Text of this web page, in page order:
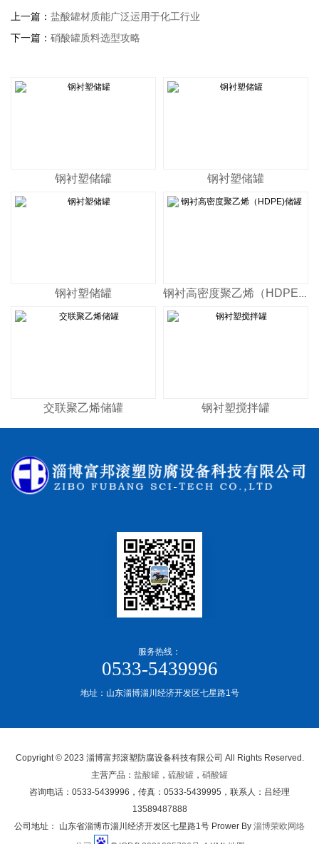
上一篇： 盐酸罐材质能广泛运用于化工行业
下一篇： 硝酸罐质料选型攻略
钢衬塑储罐 钢衬塑储罐
钢衬塑储罐 钢衬高密度聚乙烯（HDPE)储罐
交联聚乙烯储罐 钢衬塑搅拌罐
服务热线：
0533-5439996
地址：山东淄博淄川经济开发区七星路1号
Copyright © 2023 淄博富邦滚塑防腐设备科技有限公司 All Rights Reserved.
主营产品： 盐酸罐 ， 硫酸罐 ， 硝酸罐
咨询电话：0533-5439996，传真：0533-5439995，联系人：吕经理
13589487888
公司地址： 山东省淄博市淄川经济开发区七星路1号 Prower By 淄博荣欧网络